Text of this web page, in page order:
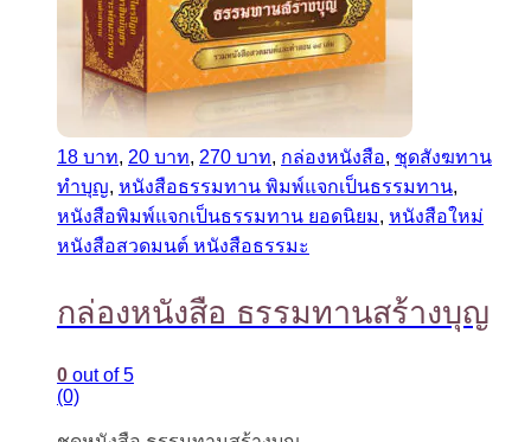
18 บาท, 20 บาท, 270 บาท, กล่องหนังสือ, ชุดสังฆทาน
ทำบุญ, หนังสือธรรมทาน พิมพ์แจกเป็นธรรมทาน,
หนังสือพิมพ์แจกเป็นธรรมทาน ยอดนิยม, หนังสือใหม่
หนังสือสวดมนต์ หนังสือธรรมะ
กล่องหนังสือ ธรรมทานสร้างบุญ
0 out of 5
(0)